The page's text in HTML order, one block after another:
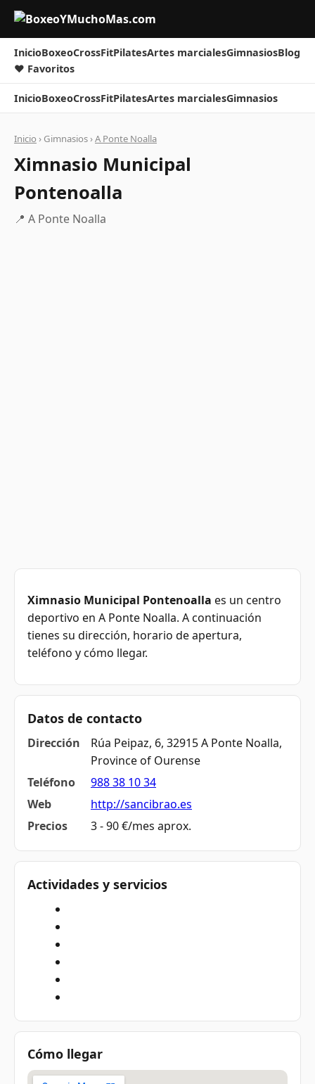
InicioBoxeoCrossFitPilatesArtes marcialesGimnasiosBlog
❤ Favoritos
InicioBoxeoCrossFitPilatesArtes marcialesGimnasios
Inicio › Gimnasios ›A Ponte Noalla
Ximnasio Municipal
Pontenoalla
📍 A Ponte Noalla
Ximnasio Municipal Pontenoalla es un centro
deportivo en A Ponte Noalla. A continuación
tienes su dirección, horario de apertura,
teléfono y cómo llegar.
Datos de contacto
Dirección
Rúa Peipaz, 6, 32915 A Ponte Noalla,
Province of Ourense
Teléfono
988 38 10 34
Web
http://sancibrao.es
Precios
3 - 90 €/mes aprox.
Actividades y servicios
Cómo llegar